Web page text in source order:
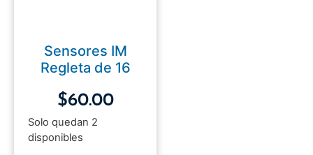
Sensores IM
Regleta de 16
$60.00
Solo quedan 2
disponibles